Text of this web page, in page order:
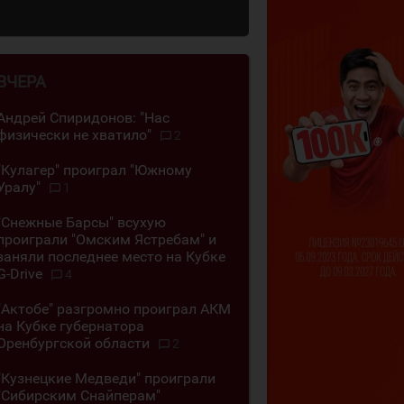
ВЧЕРА
Спиридонов: "Нас
не хватило"
2
проиграл "Южному
1
Барсы" всухую
"Омским Ястребам" и
последнее место на Кубке
Drive
4
разгромно проиграл АКМ
Кубке губернатора
области
2
Медведи" проиграли
Снайперам"